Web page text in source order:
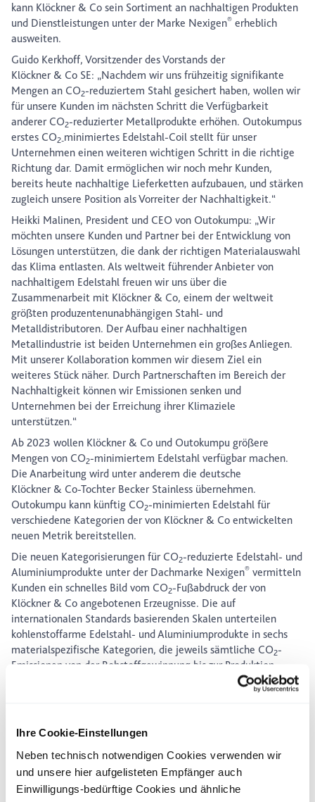
Ihre Cookie-Einstellungen
Neben technisch notwendigen Cookies verwenden wir
und unsere hier aufgelisteten Empfänger auch
Einwilligungs-bedürftige Cookies und ähnliche
kann Klöckner & Co sein Sortiment an nachhaltigen Produkten
und Dienstleistungen unter der Marke Nexigen® erheblich
ausweiten.
Guido Kerkhoff, Vorsitzender des Vorstands der
Klöckner & Co SE: „Nachdem wir uns frühzeitig signifikante
Mengen an CO2-reduziertem Stahl gesichert haben, wollen wir
für unsere Kunden im nächsten Schritt die Verfügbarkeit
anderer CO2-reduzierter Metallprodukte erhöhen. Outokumpus
erstes CO2-minimiertes Edelstahl-Coil stellt für unser
Unternehmen einen weiteren wichtigen Schritt in die richtige
Richtung dar. Damit ermöglichen wir noch mehr Kunden,
bereits heute nachhaltige Lieferketten aufzubauen, und stärken
zugleich unsere Position als Vorreiter der Nachhaltigkeit.“
Heikki Malinen, President und CEO von Outokumpu: „Wir
möchten unsere Kunden und Partner bei der Entwicklung von
Lösungen unterstützen, die dank der richtigen Materialauswahl
das Klima entlasten. Als weltweit führender Anbieter von
nachhaltigem Edelstahl freuen wir uns über die
Zusammenarbeit mit Klöckner & Co, einem der weltweit
größten produzentenunabhängigen Stahl- und
Metalldistributoren. Der Aufbau einer nachhaltigen
Metallindustrie ist beiden Unternehmen ein großes Anliegen.
Mit unserer Kollaboration kommen wir diesem Ziel ein
weiteres Stück näher. Durch Partnerschaften im Bereich der
Nachhaltigkeit können wir Emissionen senken und
Unternehmen bei der Erreichung ihrer Klimaziele
unterstützen.“
Ab 2023 wollen Klöckner & Co und Outokumpu größere
Mengen von CO2-minimiertem Edelstahl verfügbar machen.
Die Anarbeitung wird unter anderem die deutsche
Klöckner & Co-Tochter Becker Stainless übernehmen.
Outokumpu kann künftig CO2-minimierten Edelstahl für
verschiedene Kategorien der von Klöckner & Co entwickelten
neuen Metrik bereitstellen.
Die neuen Kategorisierungen für CO2-reduzierte Edelstahl- und
Aluminiumprodukte unter der Dachmarke Nexigen® vermitteln
Kunden ein schnelles Bild vom CO2-Fußabdruck der von
Klöckner & Co angebotenen Erzeugnisse. Die auf
internationalen Standards basierenden Skalen unterteilen
kohlenstoffarme Edelstahl- und Aluminiumprodukte in sechs
materialspezifische Kategorien, die jeweils sämtliche CO2-
Emissionen von der Rohstoffgewinnung bis zur Produktion
-Bilanz von
Produkten einfach und zuverlässig erkennen und vergleichen.
gesteckt und setzt mit seiner im Juni 2022 eingeführten
Produktlinie Circle Green neue Maßstäbe auf dem Markt für
Edelstahl. Circle Green ist ein weltweites Novum, da bislang
keinem anderen Hersteller eine vergleichbar emissionsarme
Produktion von Edelstahl gelungen ist – rechnet man die